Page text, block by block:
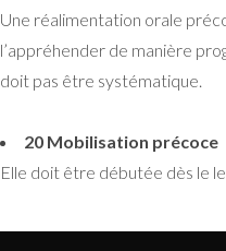
Une réalimentation orale
l’appréhender de manière
doit pas être systématique.
20 Mobilisation précoce
Elle doit être débutée dès le